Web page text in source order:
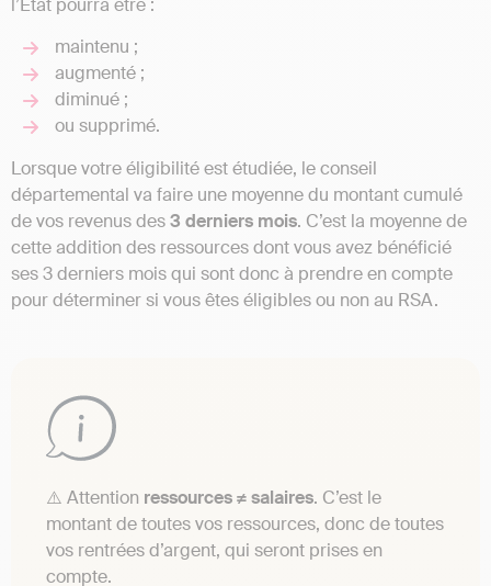
l’Etat pourra être :
maintenu ;
augmenté ;
diminué ;
ou supprimé.
Lorsque votre éligibilité est étudiée, le conseil
départemental va faire une moyenne du montant cumulé
de vos revenus des3 derniers mois. C’est la moyenne de
cette addition des ressources dont vous avez bénéficié
ses 3 derniers mois qui sont donc à prendre en compte
pour déterminer si vous êtes éligibles ou non au RSA.
⚠️ Attention ressources ≠ salaires. C’est le
montant de toutes vos ressources, donc de toutes
vos rentrées d’argent, qui seront prises en
compte.